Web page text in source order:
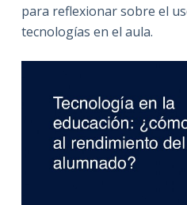
para reflexionar sobre el
tecnologías en el aula.